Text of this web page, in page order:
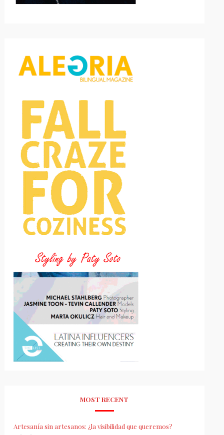
MOST RECENT
Artesanía sin artesanos: ¿la visibilidad que queremos?